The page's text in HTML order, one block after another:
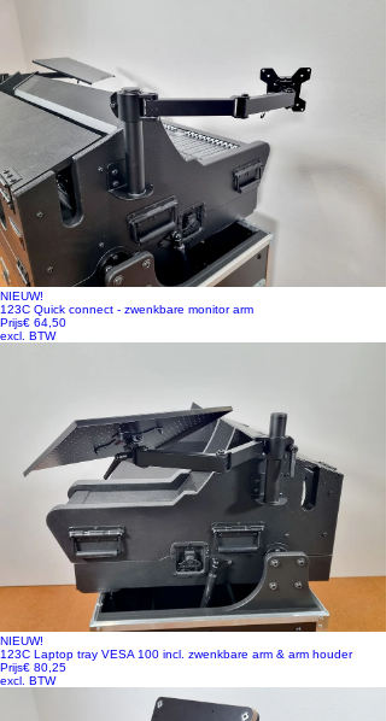
NIEUW!
123C Quick connect - zwenkbare monitor arm
Prijs€ 64,50
excl. BTW
NIEUW!
123C Laptop tray VESA 100 incl. zwenkbare arm & arm houder
Prijs€ 80,25
excl. BTW